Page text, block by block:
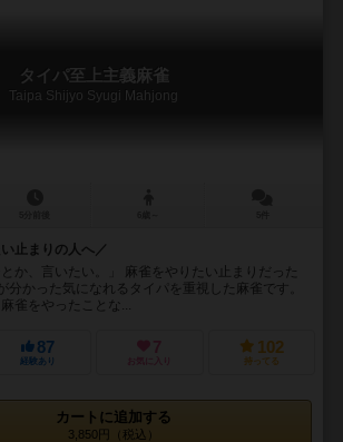
タイパ至上主義麻雀
Taipa Shijyo Syugi Mahjong
止まりの人へ／
とか、言いたい。」 麻雀をやりたい止まりだった
分かった気になれるタイパを重視した麻雀です。
雀をやったことな...
87
経験あり
7
お気に入り
102
持ってる
カートに追加する
3,850円（税込）